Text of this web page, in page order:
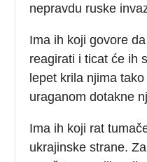
nepravdu ruske
Ima ih koji govore
reagirati i ticat će ih
lepet krila njima
uraganom dotakne
Ima ih koji rat
ukrajinske strane.